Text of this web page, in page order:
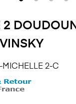
2
MICHELLE 2-C